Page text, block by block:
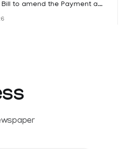
to amend the Payment and
the government to permit